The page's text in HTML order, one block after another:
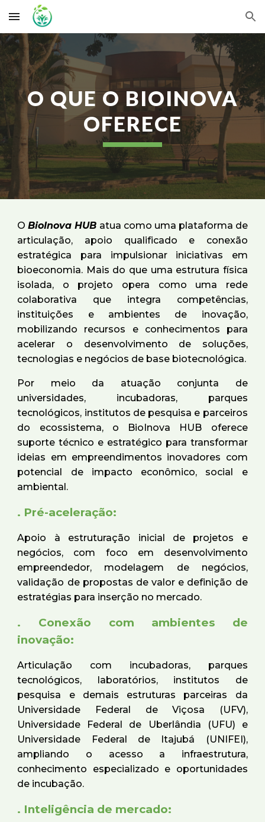
Skip to main content Skip to navigation
O QUE O BIOINOVA
OFERECE
OBioInova HUB atua como uma plataforma de
articulação, apoio qualificado e conexão
estratégica para impulsionar iniciativas em
bioeconomia. Mais do que uma estrutura física
isolada, o projeto opera como uma rede
colaborativa que integra competências,
instituições e ambientes de inovação,
mobilizando recursos e conhecimentos para
acelerar o desenvolvimento de soluções,
tecnologias e negócios de base biotecnológica.
Por meio da atuação conjunta de
universidades, incubadoras, parques
tecnológicos, institutos de pesquisa e parceiros
do ecossistema, o BioInova HUB oferece
suporte técnico e estratégico para transformar
ideias em empreendimentos inovadores com
potencial de impacto econômico, social e
ambiental.
. Pré-aceleração:
Apoio à estruturação inicial de projetos e
negócios, com foco em desenvolvimento
empreendedor, modelagem de negócios,
validação de propostas de valor e definição de
estratégias para inserção no mercado.
. Conexão com ambientes de
inovação:
Articulação com incubadoras, parques
tecnológicos, laboratórios, institutos de
pesquisa e demais estruturas parceiras da
Universidade Federal de Viçosa (UFV),
Universidade Federal de Uberlândia (UFU) e
Universidade Federal de Itajubá (UNIFEI),
ampliando o acesso a infraestrutura,
conhecimento especializado e oportunidades
de incubação.
. Inteligência de mercado: